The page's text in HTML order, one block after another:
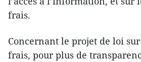
frais.
Concernant le projet de loi
frais, pour plus de